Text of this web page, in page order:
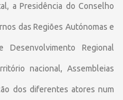
a Presidência do Conselho
das Regiões Autónomas e
Desenvolvimento Regional
nacional, Assembleias
dos diferentes atores num